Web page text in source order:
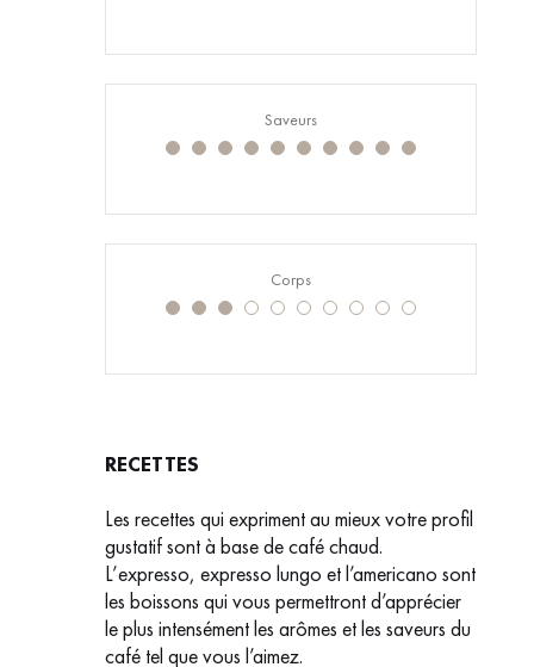
Saveurs
Corps
RECETTES
Les recettes qui expriment au mieux votre profil
gustatif sont à base de café chaud.
L’expresso, expresso lungo et l’americano sont
les boissons qui vous permettront d’apprécier
le plus intensément les arômes et les saveurs du
café tel que vous l’aimez.